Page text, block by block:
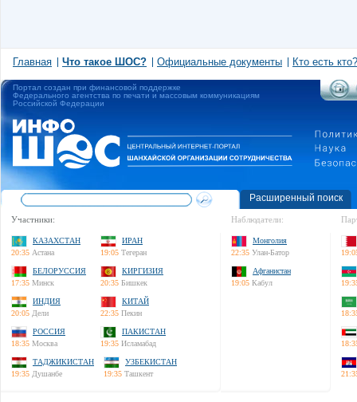
Главная Что такое ШОС? Официальные документы Кто есть кто?
Портал создан при финансовой поддержке
Федерального агентства по печати и массовым коммуникациям
Российской Федерации
Расширенный поиск
Участники:
КАЗАХСТАН
20:35 Астана
ИРАН
19:05 Тегеран
БЕЛОРУССИЯ
17:35 Минск
КИРГИЗИЯ
20:35 Бишкек
ИНДИЯ
20:05 Дели
КИТАЙ
22:35 Пекин
РОССИЯ
18:35 Москва
ПАКИСТАН
19:35 Исламабад
ТАДЖИКИСТАН
19:35 Душанбе
УЗБЕКИСТАН
19:35 Ташкент
Наблюдатели:
Монголия
22:35 Улан-Батор
Афганистан
19:05 Кабул